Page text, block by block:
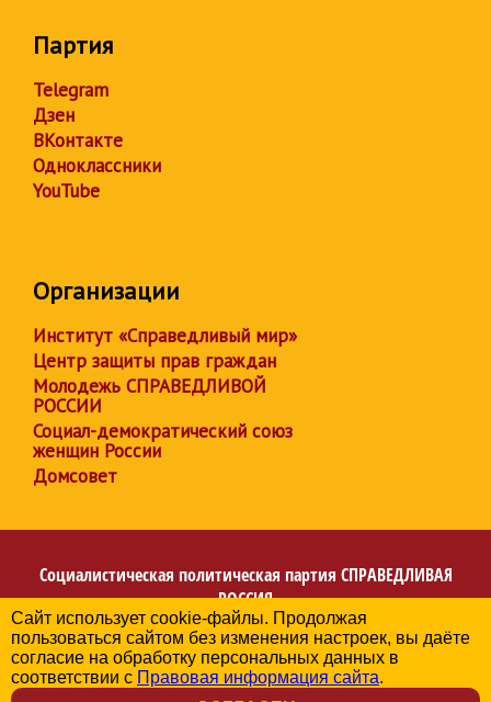
Партия
Telegram
Дзен
ВКонтакте
Одноклассники
YouTube
Организации
Институт «Справедливый мир»
Центр защиты прав граждан
Молодежь СПРАВЕДЛИВОЙ
РОССИИ
Социал-демократический союз
женщин России
Домсовет
Социалистическая политическая партия СПРАВЕДЛИВАЯ
РОССИЯ
Региональное отделение партии в Архангельской
области
© 2006-2026
Политика в отношении обработки персональных данных
Сайт использует cookie-файлы. Продолжая
пользоваться сайтом без изменения настроек, вы даёте
согласие на обработку персональных данных в
соответствии с Правовая информация сайта.